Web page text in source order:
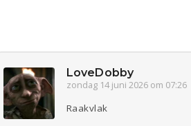
LoveDobby
zondag 14 juni 2026 om 07:26
Raakvlak